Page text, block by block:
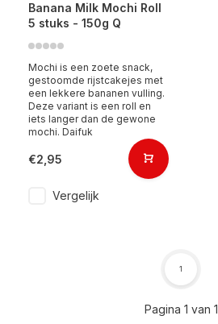
Banana Milk Mochi Roll
5 stuks - 150g Q
Mochi is een zoete snack,
gestoomde rijstcakejes met
een lekkere bananen vulling.
Deze variant is een roll en
iets langer dan de gewone
mochi. Daifuk
€2,95
Vergelijk
Pagina 1 van 1
1